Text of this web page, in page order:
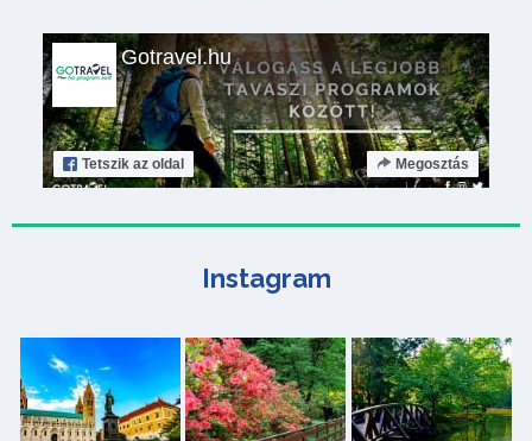
Gotravel.hu
Tetszik az oldal Megosztás
Instagram